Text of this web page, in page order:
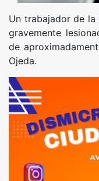
Un trabajador de
gravemente
de
Ojeda.